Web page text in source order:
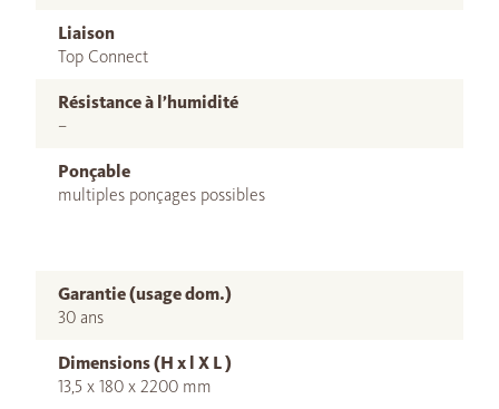
Liaison
Top Connect
Résistance à l’humidité
–
Ponçable
multiples ponçages possibles
Garantie (usage dom.)
30 ans
Dimensions (H x l X L )
13,5 x 180 x 2200 mm